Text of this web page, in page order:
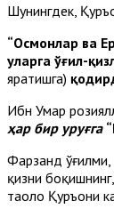
Шунингдек,
“Осмонлар ва
уларга ўғил-
яратишга)
Ибн Умар
ҳар бир уруғга
Фарзанд ўғилми,
қизни
таоло Қуръони